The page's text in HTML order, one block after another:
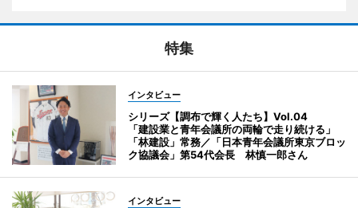
特集
インタビュー
シリーズ【調布で輝く人たち】Vol.04
「建設業と青年会議所の両輪で走り続ける」
「林建設」常務／「日本青年会議所東京ブロッ
ク協議会」第54代会長 林慎一郎さん
インタビュー